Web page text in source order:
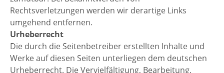
Rechtsverletzungen werden wir derartige Links
umgehend entfernen.
Urheberrecht
Die durch die Seitenbetreiber erstellten Inhalte und
Werke auf diesen Seiten unterliegen dem deutschen
Urheberrecht. Die Vervielfältigung, Bearbeitung,